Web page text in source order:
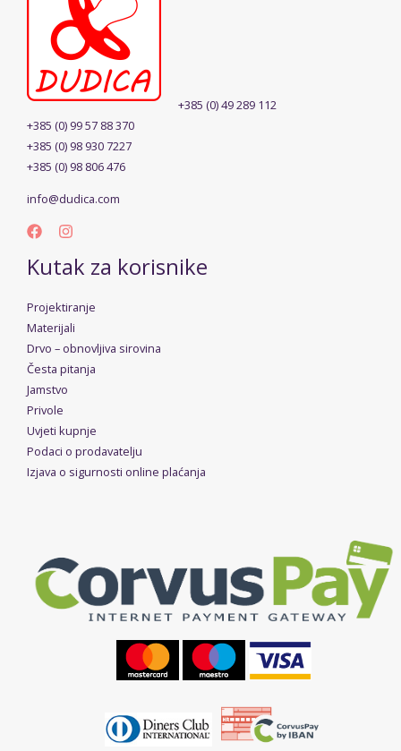
+385 (0) 49 289 112
+385 (0) 99 57 88 370
+385 (0) 98 930 7227
+385 (0) 98 806 476
info@dudica.com
Kutak za korisnike
Projektiranje
Materijali
Drvo – obnovljiva sirovina
Česta pitanja
Jamstvo
Privole
Uvjeti kupnje
Podaci o prodavatelju
Izjava o sigurnosti online plaćanja